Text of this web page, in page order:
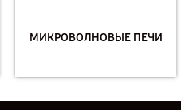
МИКРОВОЛНОВЫЕ ПЕЧИ